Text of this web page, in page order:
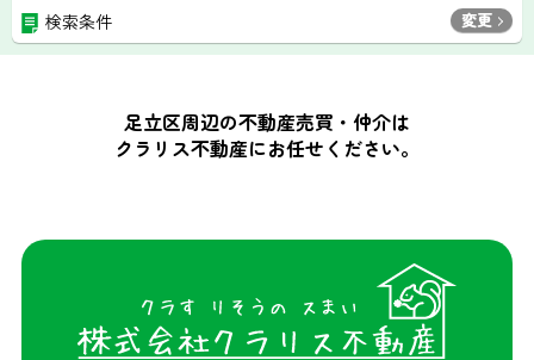
検索条件 変更
足立区周辺の不動産売買・仲介は
クラリス不動産にお任せください。